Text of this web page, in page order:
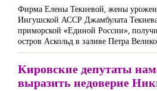
Фирма Елены Текиевой, жены
Ингушской АССР Джамбулата
приморской «Единой России»,
остров Аскольд в заливе Петра
Кировские депутаты
выразить недоверие